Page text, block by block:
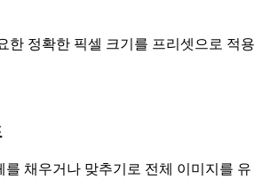
한 정확한 픽셀 크기를 프리셋으로 적용
를 채우거나 맞추기로 전체 이미지를 유